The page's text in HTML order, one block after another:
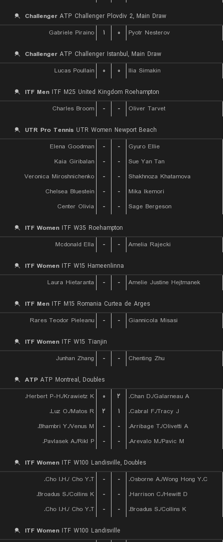
Challenger ATP Challenger Plovdiv 2, Main Draw
Gabriele Piraino
۱ ۰ Pyotr Nesterov
Challenger ATP Challenger Istanbul, Main Draw
Lucas Poullain
۰ ۰ Ilia Simakin
ITF Men ITF M25 United Kingdom Roehampton
Charles Broom
- - Oliver Tarvet
UTR Pro Tennis UTR Women Newport Beach
Elena Goodman
- -
Gyuro Ellie
Kaia Giribalan
- -
Sue Yan Tan
Veronica Miroshnichenko
- -
Shakhnoza Khatamova
Chelsea Bluestein
- -
Mika Ikemori
Center Olivia
- - Sage Bergeson
ITF Women ITF W35 Roehampton
Mcdonald Ella
- - Amelia Rajecki
ITF Women ITF W15 Hameenlinna
Laura Hietaranta
- - Amelie Justine Hejtmanek
ITF Men ITF M15 Romania Curtea de Arges
Rares Teodor Pieleanu
- - Giannicola Misasi
ITF Women ITF W15 Tianjin
Junhan Zhang
- - Chenting Zhu
ATP ATP Montreal, Doubles
Herbert P-H./Krawietz K.
۰ ۲
Chan D./Galarneau A.
Luz O./Matos R.
۲ ۱
Cabral F./Tracy J.
Bhambri Y./Venus M.
- -
Arribage T./Olivetti A.
Pavlasek A./Rikl P.
- - Arevalo M./Pavic M.
ITF Women ITF W100 Landisville, Doubles
Cho I.H./ Cho Y.T.
- -
Osborne A./Wong Hong Y.C.
Broadus S./Collins K.
- -
Harrison C./Hewitt D.
Cho I.H./ Cho Y.T.
- - Broadus S./Collins K.
ITF Women ITF W100 Landisville